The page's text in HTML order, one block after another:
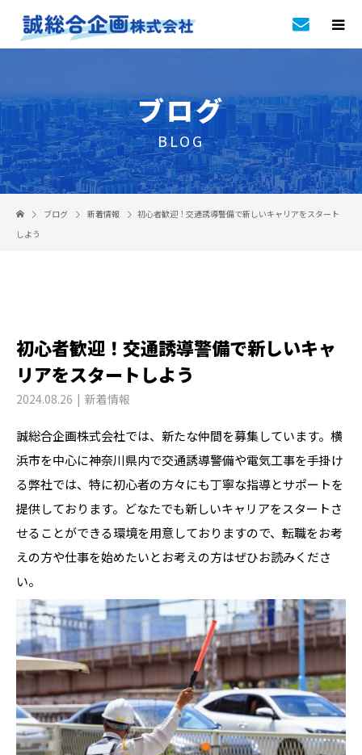
ブログ
BLOG
ブログ 新着情報
初心者歓迎！交通誘導警備で新しいキャリアをスタート
しよう
初心者歓迎！交通誘導警備で新しいキャ
リアをスタートしよう
2024.08.26 新着情報
誠総合企画株式会社では、新たな仲間を募集しています。横
浜市を中心に神奈川県内で交通誘導警備や電気工事を手掛け
る弊社では、特に初心者の方々にも丁寧な指導とサポートを
提供しております。どなたでも新しいキャリアをスタートさ
せることができる環境を用意しておりますので、転職をお考
えの方や仕事を始めたいとお考えの方はぜひお読みくださ
い。